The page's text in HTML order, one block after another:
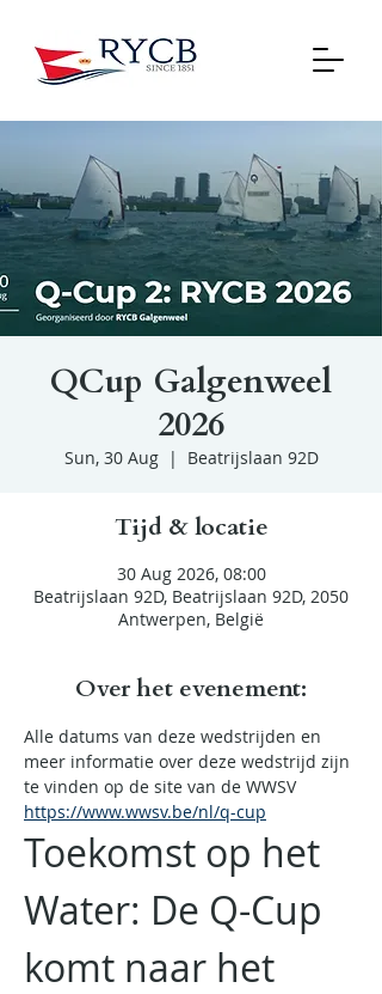
QCup Galgenweel
2026
Sun, 30 Aug
  |
Beatrijslaan 92D
Tijd & locatie
30 Aug 2026, 08:00
Beatrijslaan 92D, Beatrijslaan 92D, 2050
Antwerpen, België
Over het evenement:
Alle datums van deze wedstrijden en
meer informatie over deze wedstrijd zijn
te vinden op de site van de WWSV
https://www.wwsv.be/nl/q-cup
Toekomst op het
Water: De Q-Cup
komt naar het